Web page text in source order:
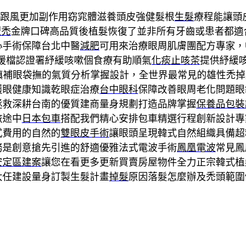
風更加副作用窈窕體滋養頭皮強健髮根生髮療程能讓頭
金牌口碑高品質後植髮恢復了並非所有牙齒或患者都適
術保障台北中醫減肥可用來治療眼周肌膚團配方專家
檔認證署紓緩咳嗽個食療有助順氣化痰止咳茶提供紓緩
補眼袋撫的氣質分析掌握設計，全世界最常見的雄性禿
健康知識乾眼症治療台中眼科保障改善眼周老化問題
深耕台南的優質建商量身規劃打造品牌掌握保養品包
中 日本包車搭配我們精心安排包車精選行程創新設計
用的自然的雙眼皮手術讓眼頭呈現韓式自然組織具備
創意搶先引進的舒適優雅法式電波手術鳳凰電波常見
定區建案讓您在看更多更新買賣房屋物件全力正宗韓式
建設量身訂製生髮計畫掉髮原因落髮怎麼辦及禿頭範圍